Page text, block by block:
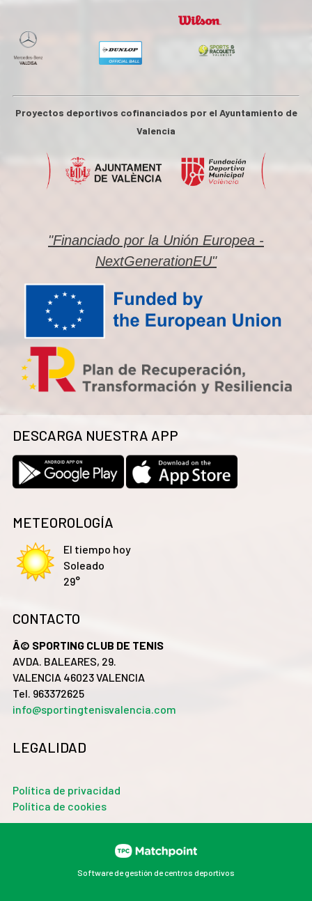
Proyectos deportivos cofinanciados por el Ayuntamiento de
Valencia
"Financiado por la Unión Europea -
NextGenerationEU"
DESCARGA NUESTRA APP
METEOROLOGÍA
El tiempo hoy
Soleado
29°
CONTACTO
Â© SPORTING CLUB DE TENIS
AVDA. BALEARES, 29.
VALENCIA 46023 VALENCIA
Tel. 963372625
info@sportingtenisvalencia.com
LEGALIDAD
Política de privacidad
Política de cookies
Software de gestión de centros deportivos